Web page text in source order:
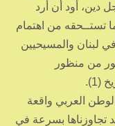
دين، أود أن أرد
تستــحقه من اهتمام
لبنان والمسيحيين
من منظور
(1).
العربي واقعة
تجاوزناها بسرعة في